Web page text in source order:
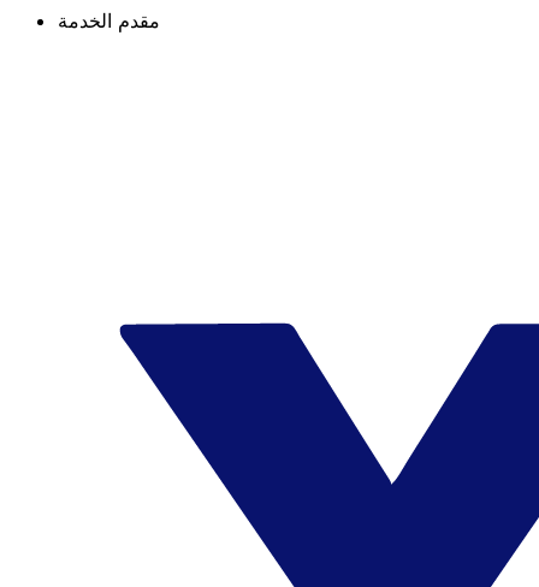
مقدم الخدمة